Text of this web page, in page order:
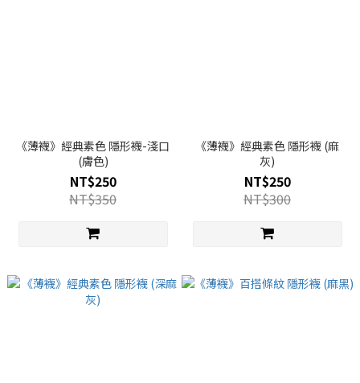
《薄襪》經典素色 隱形襪-淺口
(膚色)
NT$250
NT$350
《薄襪》經典素色 隱形襪 (麻
灰)
NT$250
NT$300